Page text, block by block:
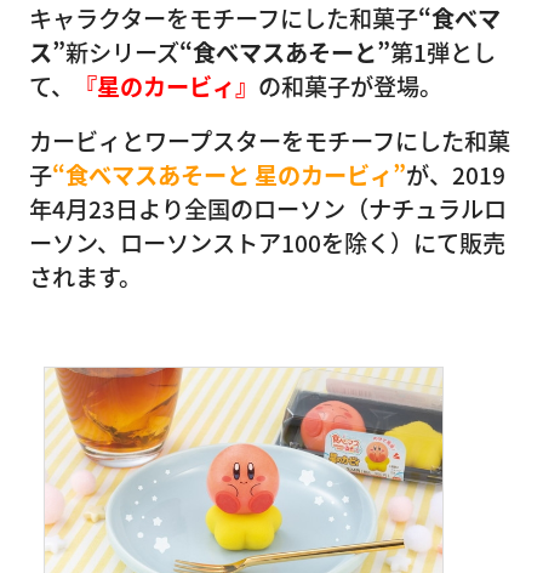
キャラクターをモチーフにした和菓子“食べマ
ス”新シリーズ“食べマスあそーと”第1弾とし
て、
『星のカービィ』 の和菓子が登場。
カービィとワープスターをモチーフにした和菓
子“食べマスあそーと 星のカービィ”が、2019
年4月23日より全国のローソン（ナチュラルロ
ーソン、ローソンストア100を除く）にて販売
されます。